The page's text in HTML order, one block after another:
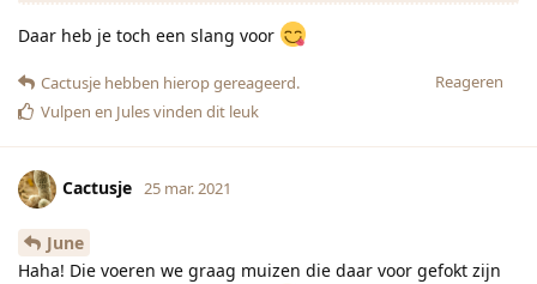
Daar heb je toch een slang voor
Reageren
Cactusje hebben hierop gereageerd.
Vulpen en Julesvinden dit leuk
Cactusje 25 mar. 2021
June
Haha! Die voeren we graag muizen die daar voor gefokt zijn